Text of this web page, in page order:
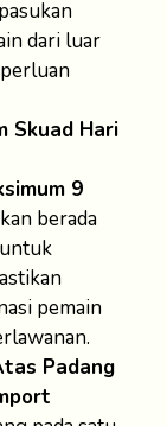
dari luar
Skuad Hari
9
berada
pemain
Padang